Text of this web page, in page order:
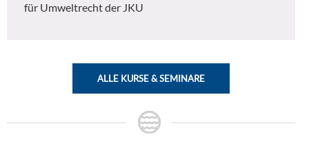
für Umweltrecht der JKU
ALLE KURSE & SEMINARE